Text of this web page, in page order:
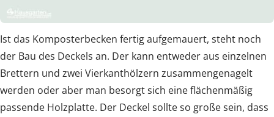
Ist das Komposterbecken fertig aufgemauert, steht noch
der Bau des Deckels an. Der kann entweder aus einzelnen
Brettern und zwei Vierkanthölzern zusammengenagelt
werden oder aber man besorgt sich eine flächenmäßig
passende Holzplatte. Der Deckel sollte so große sein, dass